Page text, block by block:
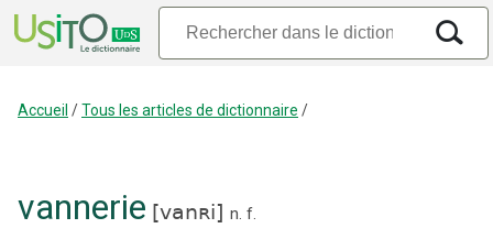
Accueil /Tous les articles de dictionnaire /
vannerie [vanʀi] n. f.